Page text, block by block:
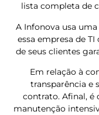
lista completa de
A Infonova usa
essa empresa de
de seus clientes
Em relação à
transparência e
contrato. Afinal, é
manutenção